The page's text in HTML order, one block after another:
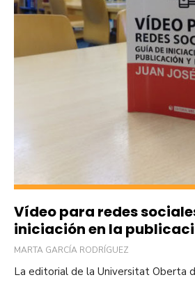
Vídeo para redes
iniciación en la
MARTA GARCÍA RODRÍGUEZ
La editorial de la Universitat Oberta